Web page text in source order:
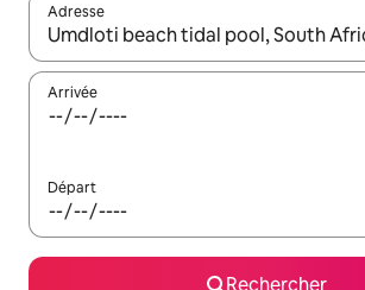
Adresse
Lorsque les résultats s'affichent, utilisez
Arrivée
Départ
Rechercher